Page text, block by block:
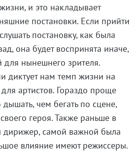
и это накладывает
постановки. Если прийти
постановку, как была
она будет воспринята иначе,
для нынешнего зрителя.
диктует нам темп жизни на
артистов. Гораздо проще
дышать, чем бегать по сцене,
героя. Также раньше в
дирижер, самой важной была
влияние имеют режиссеры.